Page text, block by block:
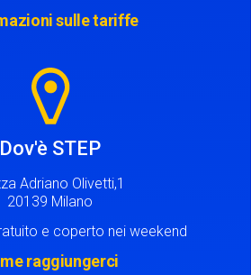
sulle tariffe
Dov'è STEP
Adriano Olivetti,1
20139 Milano
e coperto nei weekend
raggiungerci